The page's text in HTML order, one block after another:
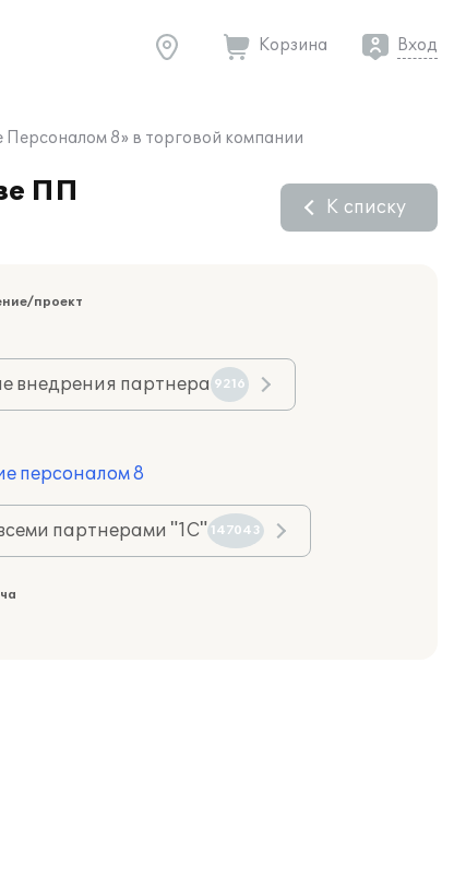
Корзина Вход
8» в торговой компании
ПП
К списку
проект
внедрения партнера 9216
персоналом 8
партнерами "1С" 147043